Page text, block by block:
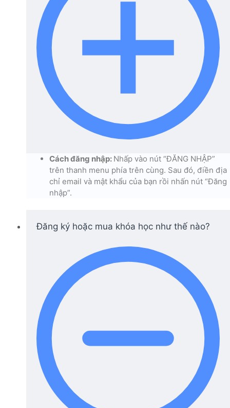
Cách đăng nhập: Nhấp vào nút “ĐĂNG NHẬP”
trên thanh menu phía trên cùng. Sau đó, điền địa
chỉ email và mật khẩu của bạn rồi nhấn nút “Đăng
nhập”.
Đăng ký hoặc mua khóa học như thế nào?